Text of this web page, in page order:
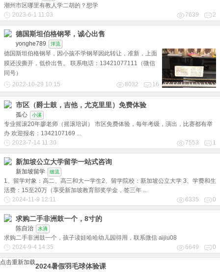
潮州市区哪里有教人学二胡的？想学
2023-6-1 11:03
7639 2
德国斯坦伯格钢琴，诚心出售
yonghe789 洋流
德国斯坦伯格钢琴，因小孩不学钢琴因此转让，准新，上面
膜还没撕开，低价出售。 联系电话：13421077111（微信
同号）
2022-10-29 10:15
8032 16
市区（爵士鼓，吉他，尤克里里）免费体验
孤心 小溪
专业摇滚20年廖老师（摇滚培训） 市区免费体验，每年考级，演出，比赛都有举
办 欢迎报名：1342107169 ...
2023-7-14 11:30
7553 1
新加坡公立大学留学一站式咨询
新加坡留学 细流
1、留学对象：高二、高三和大一学生2、留学院校：新加坡公立大学 3、学费和生
活费：15至20万（享受新加坡教育部奖学金，签三年 ...
2024-11-9 12:11
6335 0
求购二手非洲鼓一个，8寸的
陈自治 水滴
求购二手非洲鼓一个，孩子读娃哈哈幼儿园得用，联系微信 aijiu08
2024-9-4 14:35
6649 0
点击重新加载2024暑假羽毛球体验课